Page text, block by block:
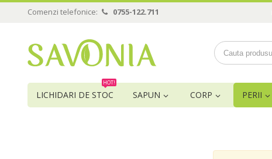
Comenzi telefonice: 0755-122.711
LICHIDARI DE STOC
HOT!
SAPUN CORP PERII